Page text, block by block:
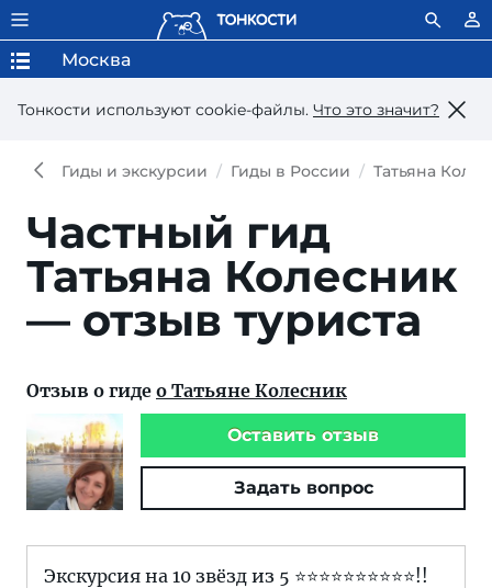
Тонкости используют сookie-файлы. Что это значит?
Москва
Гиды и экскурсии Гиды в России Татьяна
Частный гид
Татьяна Колесник
— отзыв туриста
Отзыв о гиде о Татьяне Колесник
Оставить отзыв
Задать вопрос
Экскурсия на 10 звёзд из 5 ⭐️⭐️⭐️⭐️⭐️⭐️⭐️⭐️⭐️⭐️!!